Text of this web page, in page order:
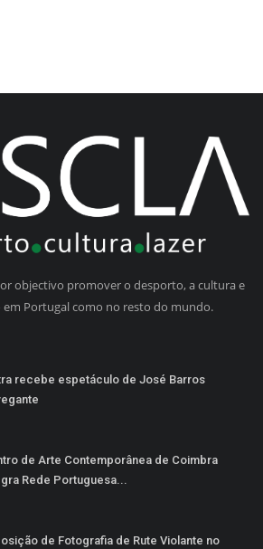
objectivo promover o desporto, a cultura e
Portugal como no resto do mundo.
recebe espetáculo de José Barros
de Arte Contemporânea de Coimbra
Rede Portuguesa...
de Fotografia de Rute Violante no